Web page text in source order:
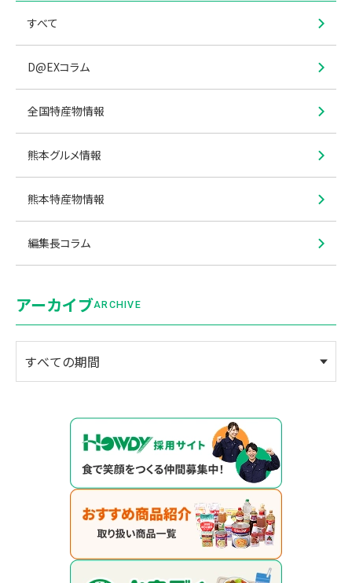
すべて
D@EXコラム
全国特産物情報
熊本グルメ情報
熊本特産物情報
編集長コラム
アーカイブARCHIVE